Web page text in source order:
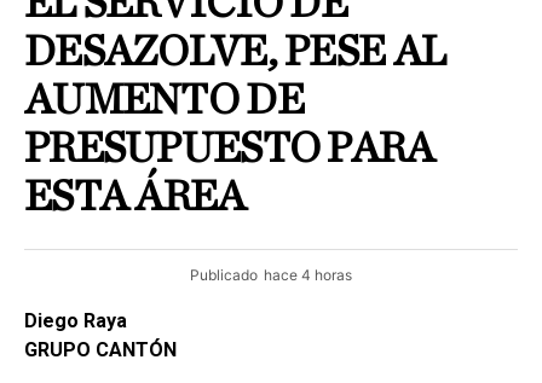
DESAZOLVE, PESE AL
AUMENTO DE
PRESUPUESTO PARA
ESTA ÁREA
Publicado hace 4 horas
Diego Raya
GRUPO CANTÓN